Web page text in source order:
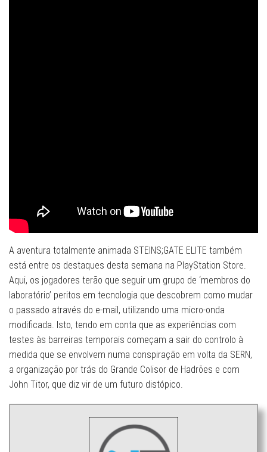
A aventura totalmente animada STEINS;GATE ELITE também
está entre os destaques desta semana na PlayStation Store.
Aqui, os jogadores terão que seguir um grupo de ‘membros do
laboratório’ peritos em tecnologia que descobrem como mudar
o passado através do e-mail, utilizando uma micro-onda
modificada. Isto, tendo em conta que as experiências com
testes às barreiras temporais começam a sair do controlo à
medida que se envolvem numa conspiração em volta da SERN,
a organização por trás do Grande Colisor de Hadrões e com
John Titor, que diz vir de um futuro distópico.